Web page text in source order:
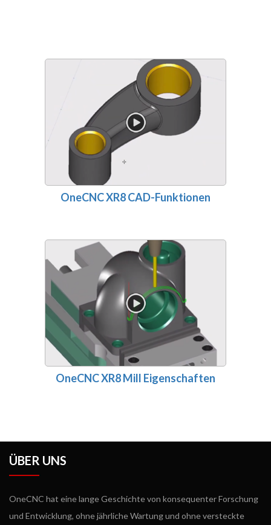
OneCNC XR8 CAD-Funktionen
OneCNC XR8 Mill Eigenschaften
ÜBER UNS
OneCNC hat eine lange Geschichte von konsequenter Forschung
und Entwicklung, ohne jährliche Wartung und ohne versteckte